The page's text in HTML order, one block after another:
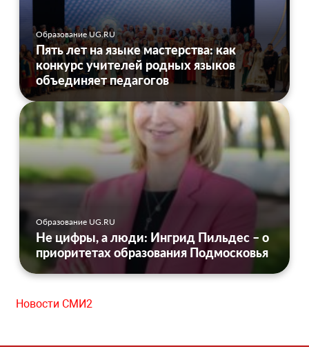
Образование UG.RU
Пять лет на языке мастерства: как
конкурс учителей родных языков
объединяет педагогов
Образование UG.RU
Не цифры, а люди: Ингрид Пильдес – о
приоритетах образования Подмосковья
Новости СМИ2